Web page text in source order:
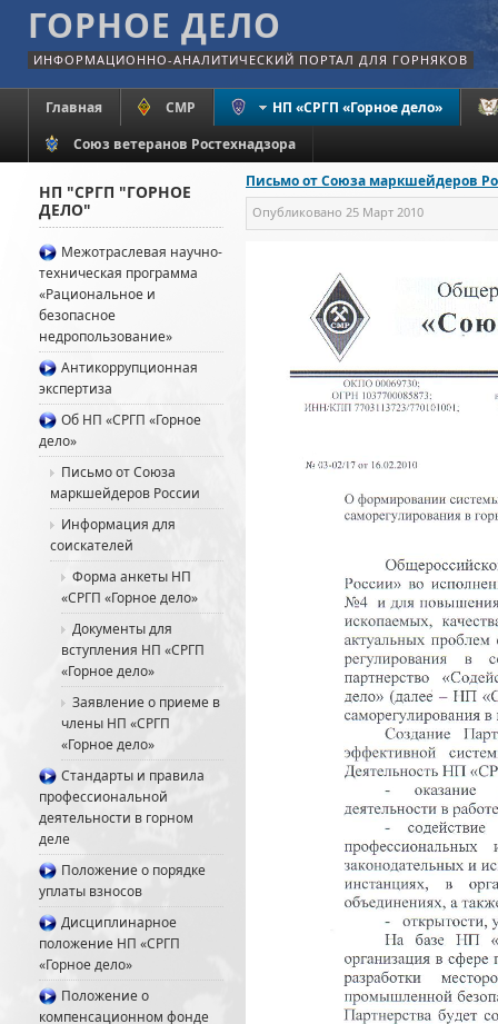
ГОРНОЕ ДЕЛО
ИНФОРМАЦИОННО-АНАЛИТИЧЕСКИЙ ПОРТАЛ ДЛЯ ГОРНЯКОВ
Главная СМР
НП «СРГП «Горное дело»
Союз ветеранов Ростехнадзора
Письмо от Союза маркшейдеров
Опубликовано 25 Март 2010
НП "СРГП "ГОРНОЕ
ДЕЛО"
Межотраслевая научно-
техническая программа
«Рациональное и
безопасное
недропользование»
Антикоррупционная
экспертиза
Об НП «СРГП «Горное
дело»
Письмо от Союза
маркшейдеров России
Информация для
соискателей
Форма анкеты НП
«СРГП «Горное дело»
Документы для
вступления НП «СРГП
«Горное дело»
Заявление о приеме в
члены НП «СРГП
«Горное дело»
Стандарты и правила
профессиональной
деятельности в горном
деле
Положение о порядке
уплаты взносов
Дисциплинарное
положение НП «СРГП
«Горное дело»
Положение о
компенсационном фонде